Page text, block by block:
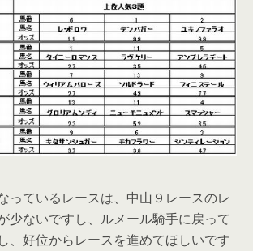
っているレースは、中山９レースのレ
少ないですし、ルメール騎手に戻って
、好位からレースを進めてほしいです